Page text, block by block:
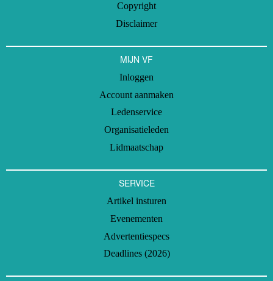
Copyright
Disclaimer
MIJN VF
Inloggen
Account aanmaken
Ledenservice
Organisatieleden
Lidmaatschap
SERVICE
Artikel insturen
Evenementen
Advertentiespecs
Deadlines (2026)